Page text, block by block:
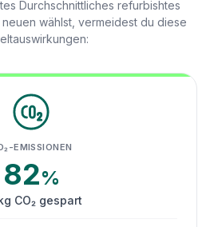
Durchschnittliches refurbishtes
neuen wählst, vermeidest du diese
EMISSIONEN
82%
CO₂ gespart